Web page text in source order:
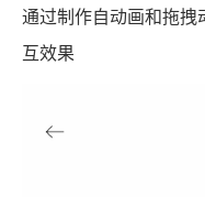
通过制作自动画和拖
互效果